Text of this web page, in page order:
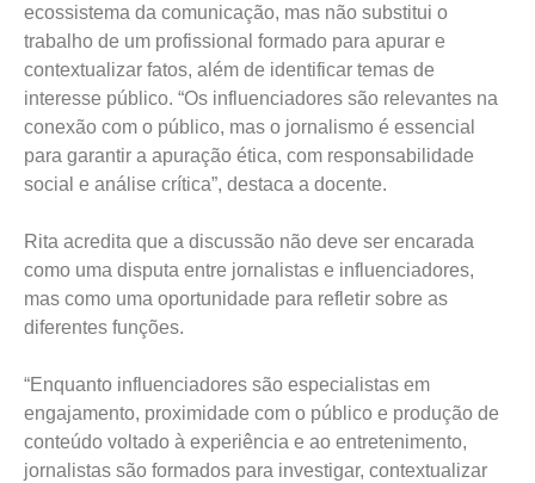
ecossistema da comunicação, mas não substitui o
trabalho de um profissional formado para apurar e
contextualizar fatos, além de identificar temas de
interesse público. “Os influenciadores são relevantes na
conexão com o público, mas o jornalismo é essencial
para garantir a apuração ética, com responsabilidade
social e análise crítica”, destaca a docente.
Rita acredita que a discussão não deve ser encarada
como uma disputa entre jornalistas e influenciadores,
mas como uma oportunidade para refletir sobre as
diferentes funções.
“Enquanto influenciadores são especialistas em
engajamento, proximidade com o público e produção de
conteúdo voltado à experiência e ao entretenimento,
jornalistas são formados para investigar, contextualizar